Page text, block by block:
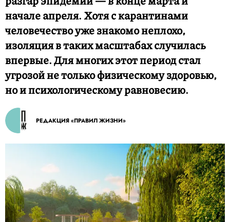
начале апреля. Хотя с карантинами
человечество уже знакомо неплохо,
изоляция в таких масштабах случилась
впервые. Для многих этот период стал
угрозой не только физическому здоровью,
но и психологическому равновесию.
РЕДАКЦИЯ «ПРАВИЛ ЖИЗНИ»